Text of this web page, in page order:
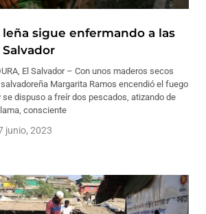
sigue enfermando a las
El Salvador – Con unos maderos secos
Margarita Ramos encendió el fuego
dispuso a freír dos pescados, atizando de
consciente
junio, 2023